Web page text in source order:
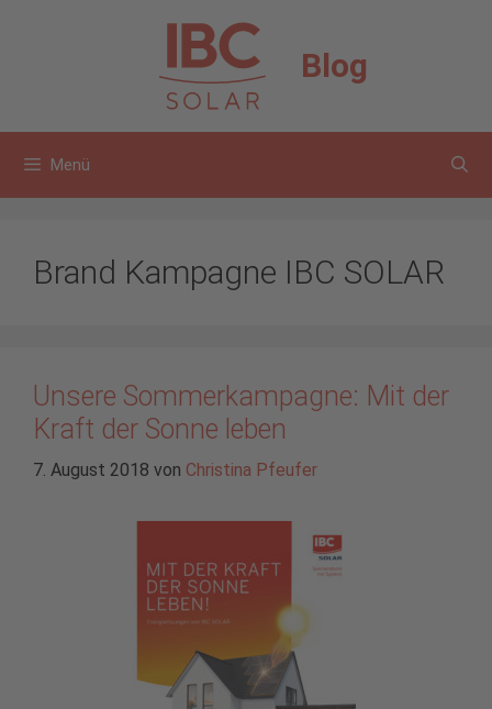
Blog
Menü
Brand Kampagne IBC SOLAR
Unsere Sommerkampagne: Mit der
Kraft der Sonne leben
7. August 2018 von Christina Pfeufer